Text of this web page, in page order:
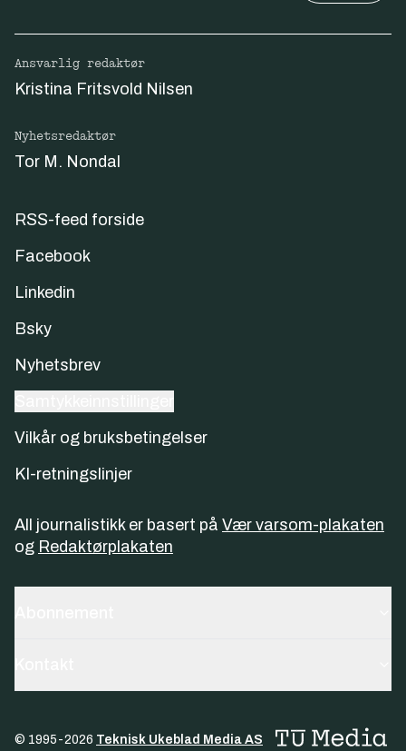
Ansvarlig redaktør
Kristina Fritsvold Nilsen
Nyhetsredaktør
Tor M. Nondal
RSS-feed forside
Facebook
Linkedin
Bsky
Nyhetsbrev
Vilkår og bruksbetingelser
KI-retningslinjer
All journalistikk er basert på Vær varsom-plakaten
og Redaktørplakaten
© 1995-2026 Teknisk Ukeblad Media AS